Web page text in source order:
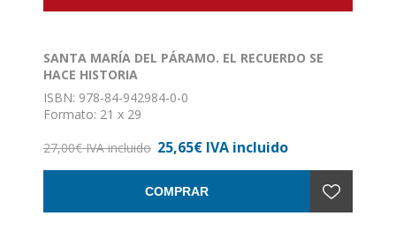
SANTA MARÍA DEL PÁRAMO. EL RECUERDO SE
HACE HISTORIA
ISBN: 978-84-942984-0-0
Formato: 21 x 29
27,00€ IVA incluido 25,65€ IVA incluido
COMPRAR